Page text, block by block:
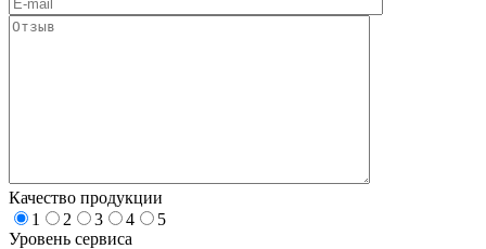
Качество продукции
1
2 3 4
5
Уровень сервиса